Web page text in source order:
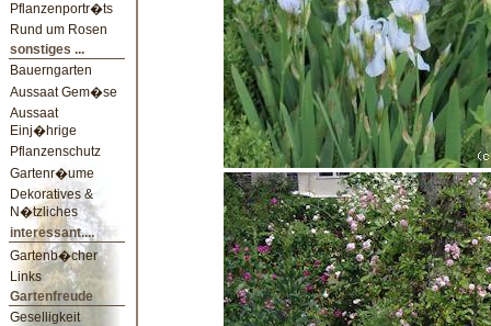
Pflanzenportr�ts
Rund um Rosen
sonstiges ...
Bauerngarten
Aussaat Gem�se
Aussaat
Einj�hrige
Pflanzenschutz
Gartenr�ume
Dekoratives &
N�tzliches
interessant....
Gartenb�cher
Links
Gartenfreude
Geselligkeit